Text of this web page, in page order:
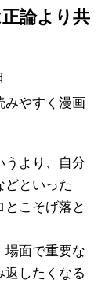
論より共
みやすく漫画
より、自分
どといった
とこそげ落と
場面で重要な
返したくなる